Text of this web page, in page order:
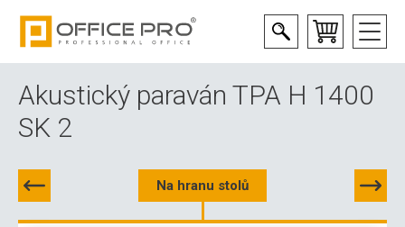
Akustický paraván TPA H 1400
SK 2
Na hranu stolů